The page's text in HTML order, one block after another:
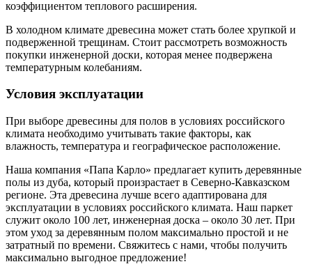
коэффициентом теплового расширения.
В холодном климате древесина может стать более хрупкой и
подверженной трещинам. Стоит рассмотреть возможность
покупки инженерной доски, которая менее подвержена
температурным колебаниям.
Условия эксплуатации
При выборе древесины для полов в условиях российского
климата необходимо учитывать такие факторы, как
влажность, температура и географическое расположение.
Наша компания «Папа Карло» предлагает купить деревянные
полы из дуба, который произрастает в Северно-Кавказском
регионе. Эта древесина лучше всего адаптирована для
эксплуатации в условиях российского климата. Наш паркет
служит около 100 лет, инженерная доска – около 30 лет. При
этом уход за деревянным полом максимально простой и не
затратный по времени. Свяжитесь с нами, чтобы получить
максимально выгодное предложение!